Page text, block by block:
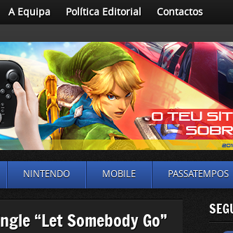
A Equipa Política Editorial Contactos
NINTENDO MOBILE PASSATEMPOS
“Let Somebody Go”